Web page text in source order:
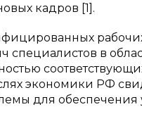
кадров [1].
специалистов в
экономики РФ
для обеспечения